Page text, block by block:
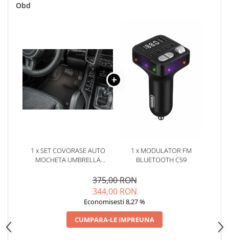
Oglinzi
Lampi si Proiectoare Camion
Marcaje si Echipamente de
Siguranta
Accesorii Cabina Camion
Echipamente Electrice si
Uleiuri si Lichide Auto
Aditivi DPF, Sistem Racire si
Servodirectie
Antigel
Obd
1 x SET COVORASE AUTO
MOCHETA UMBRELLA
1 x MODULATOR FM
BLUETOOTH C59
375,00 RON
344,00 RON
Economisesti 8,27 %
CUMPARA-LE IMPREUNA